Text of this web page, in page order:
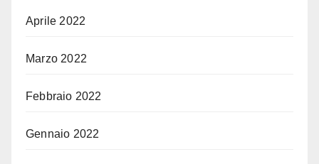
Aprile 2022
Marzo 2022
Febbraio 2022
Gennaio 2022